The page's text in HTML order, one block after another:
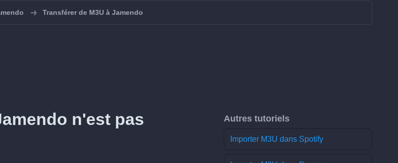
Transférer de M3U à Jamendo
n'est pas
Autres tutoriels
Importer M3U dans Spotify